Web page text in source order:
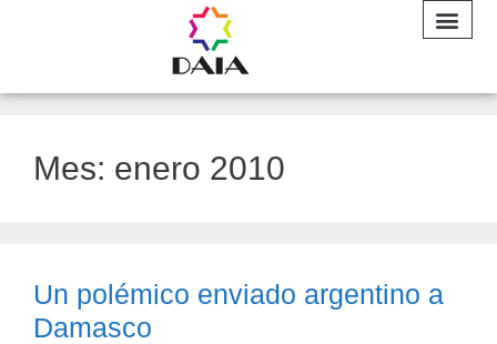
Mes: enero 2010
Un polémico enviado argentino a
Damasco